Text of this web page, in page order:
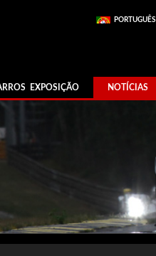
PORTUGUÊS
EXPOSIÇÃO NOTÍCIAS